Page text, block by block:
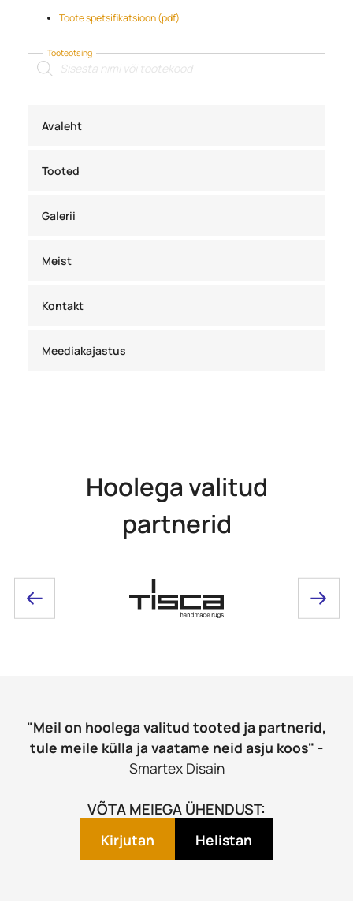
Tooteotsing
Products
search
Avaleht
Tooted
Galerii
Meist
Kontakt
Meediakajastus
Toote spetsifikatsioon (pdf)
Hoolega valitud
partnerid
"Meil on hoolega valitud tooted ja partnerid,
tule meile külla ja vaatame neid asju koos" -
Smartex Disain
VÕTA MEIEGA ÜHENDUST:
Kirjutan Helistan